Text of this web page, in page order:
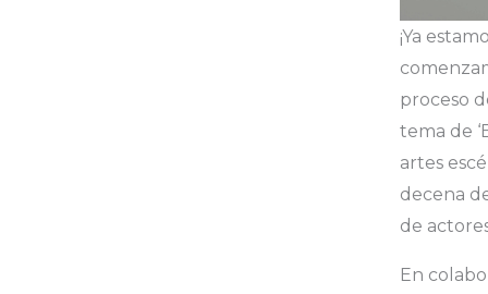
¡Ya
proceso
tema de
artes
decena
de
En